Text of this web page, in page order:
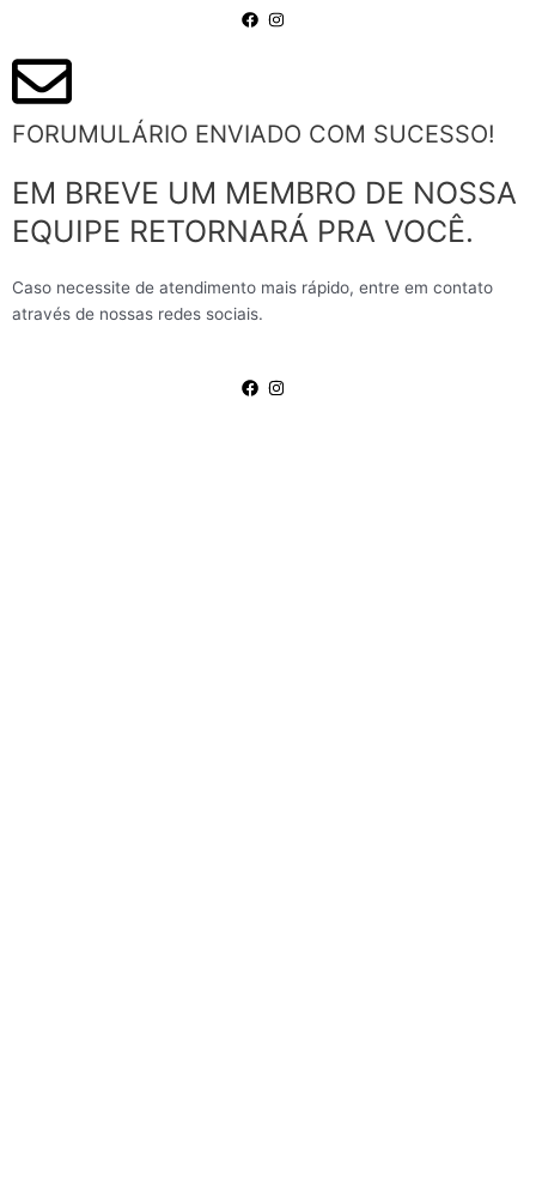
FORUMULÁRIO ENVIADO COM SUCESSO!
EM BREVE UM MEMBRO DE NOSSA
EQUIPE RETORNARÁ PRA VOCÊ.
Caso necessite de atendimento mais rápido, entre em contato
através de nossas redes sociais.